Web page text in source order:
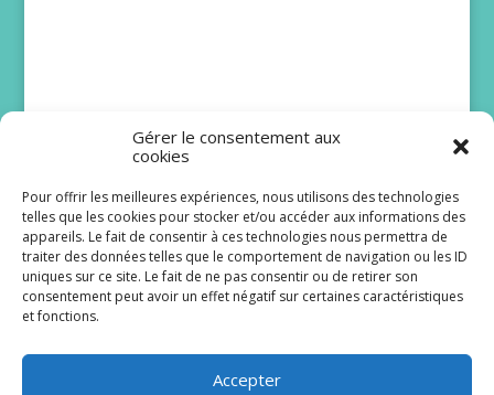
Gérer le consentement aux
cookies
Pour offrir les meilleures expériences, nous utilisons des technologies
telles que les cookies pour stocker et/ou accéder aux informations des
appareils. Le fait de consentir à ces technologies nous permettra de
traiter des données telles que le comportement de navigation ou les ID
uniques sur ce site. Le fait de ne pas consentir ou de retirer son
consentement peut avoir un effet négatif sur certaines caractéristiques
et fonctions.
Accepter
Bruno Solo et Issa
Doumbia rejoignent
Scènes de ménages
24 août à 20 h 40 sur M6. De...